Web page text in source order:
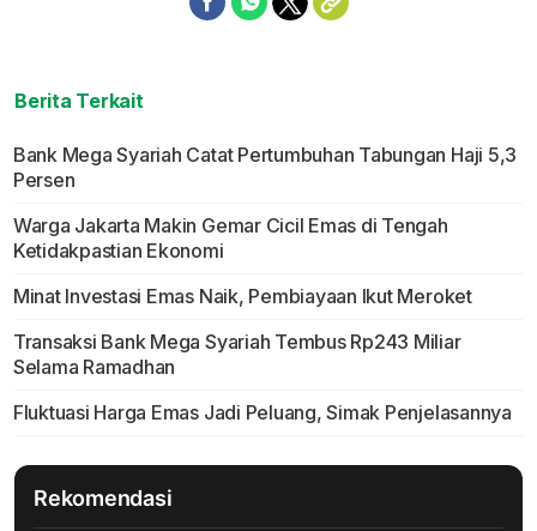
Berita Terkait
Bank Mega Syariah Catat Pertumbuhan Tabungan Haji 5,3
Persen
Warga Jakarta Makin Gemar Cicil Emas di Tengah
Ketidakpastian Ekonomi
Minat Investasi Emas Naik, Pembiayaan Ikut Meroket
Transaksi Bank Mega Syariah Tembus Rp243 Miliar
Selama Ramadhan
Fluktuasi Harga Emas Jadi Peluang, Simak Penjelasannya
Rekomendasi